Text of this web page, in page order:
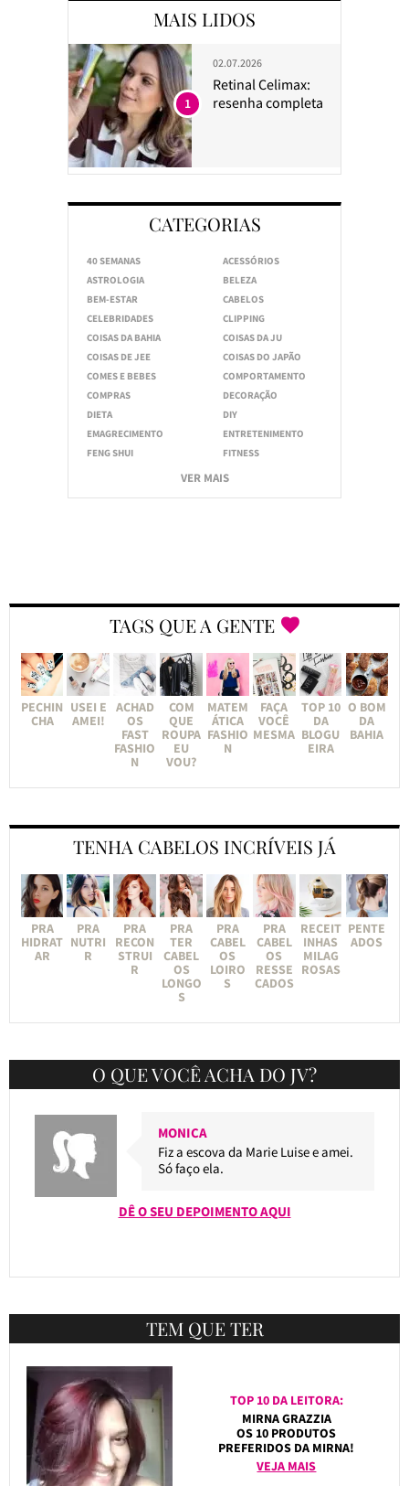
MAIS LIDOS
02.07.2026
Retinal Celimax:
resenha completa
1
CATEGORIAS
40 SEMANAS
ACESSÓRIOS
ASTROLOGIA
BELEZA
BEM-ESTAR
CABELOS
CELEBRIDADES
CLIPPING
COISAS DA BAHIA
COISAS DA JU
COISAS DE JEE
COISAS DO JAPÃO
COMES E BEBES
COMPORTAMENTO
COMPRAS
DECORAÇÃO
DIETA
DIY
EMAGRECIMENTO
ENTRETENIMENTO
FENG SHUI
FITNESS
VER MAIS
TAGS QUE A GENTE
PECHIN
CHA
USEI E
AMEI!
ACHAD
OS
FAST
FASHIO
N
COM
QUE
ROUPA
EU
VOU?
MATEM
ÁTICA
FASHIO
N
FAÇA
VOCÊ
MESMA
TOP 10
DA
BLOGU
EIRA
O BOM
DA
BAHIA
TENHA CABELOS INCRÍVEIS JÁ
PRA
HIDRAT
AR
PRA
NUTRI
R
PRA
RECON
STRUI
R
PRA
TER
CABEL
OS
LONGO
S
PRA
CABEL
OS
LOIRO
S
PRA
CABEL
OS
RESSE
CADOS
RECEIT
INHAS
MILAG
ROSAS
PENTE
ADOS
O QUE VOCÊ ACHA DO JV?
MONICA
Fiz a escova da Marie Luise e amei.
Só faço ela.
DÊ O SEU DEPOIMENTO AQUI
TEM QUE TER
TOP 10 DA LEITORA:
MIRNA GRAZZIA
OS 10 PRODUTOS
PREFERIDOS DA MIRNA!
VEJA MAIS